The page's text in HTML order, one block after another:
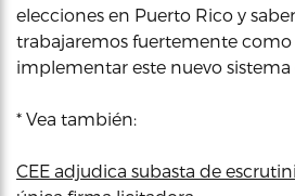
elecciones en Puerto Rico y
trabajaremos fuertemente como
implementar este nuevo sistema
* Vea también:
CEE adjudica subasta de